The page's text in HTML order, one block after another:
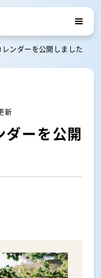
ンダーを公開しました
新
ーを公開